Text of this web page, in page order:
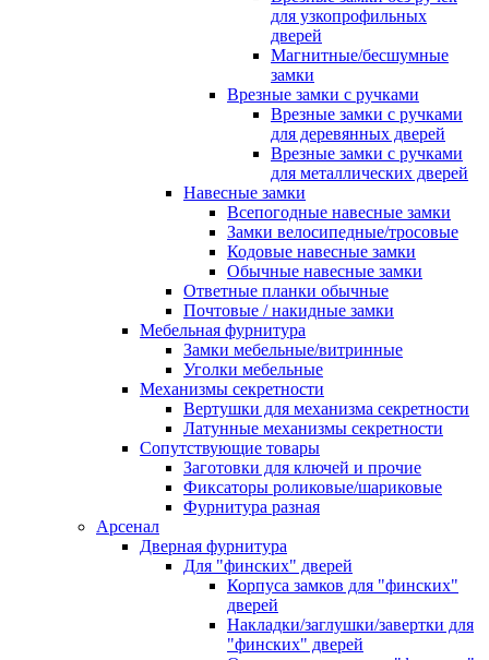
для узкопрофильных
дверей
Магнитные/бесшумные
замки
Врезные замки с ручками
Врезные замки с ручками
для деревянных дверей
Врезные замки с ручками
для металлических дверей
Навесные замки
Всепогодные навесные замки
Замки велосипедные/тросовые
Кодовые навесные замки
Обычные навесные замки
Ответные планки обычные
Почтовые / накидные замки
Мебельная фурнитура
Замки мебельные/витринные
Уголки мебельные
Механизмы секретности
Вертушки для механизма секретности
Латунные механизмы секретности
Сопутствующие товары
Заготовки для ключей и прочие
Фиксаторы роликовые/шариковые
Фурнитура разная
Арсенал
Дверная фурнитура
Для "финских" дверей
Корпуса замков для "финских"
дверей
Накладки/заглушки/завертки для
"финских" дверей